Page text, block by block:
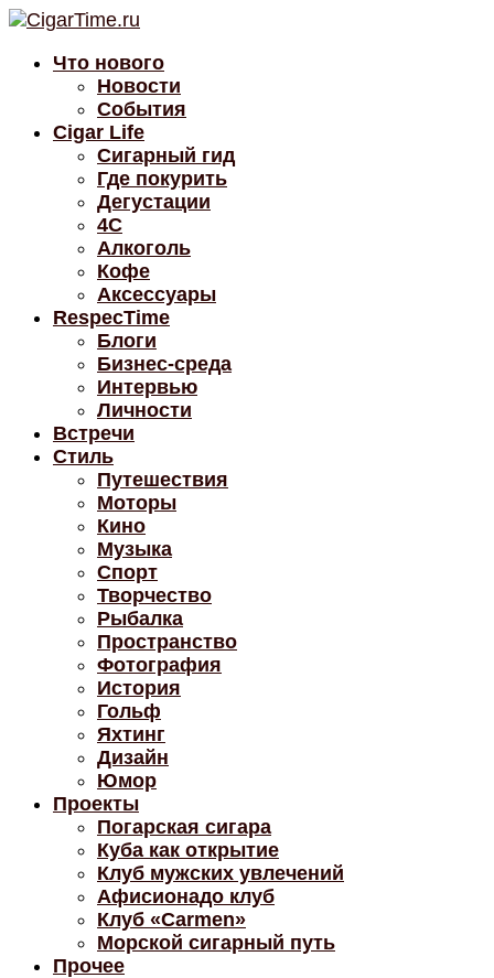
Что нового
Новости
События
Cigar Life
Сигарный гид
Где покурить
Дегустации
4C
Алкоголь
Кофе
Аксессуары
RespecTime
Блоги
Бизнес-среда
Интервью
Личности
Встречи
Стиль
Путешествия
Моторы
Кино
Музыка
Спорт
Творчество
Рыбалка
Пространство
Фотография
История
Гольф
Яхтинг
Дизайн
Юмор
Проекты
Погарская сигара
Куба как открытие
Клуб мужских увлечений
Афисионадо клуб
Клуб «Carmen»
Морской сигарный путь
Прочее